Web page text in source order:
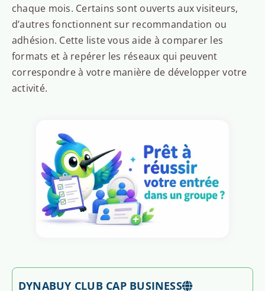
chaque mois. Certains sont ouverts aux visiteurs,
d’autres fonctionnent sur recommandation ou
adhésion. Cette liste vous aide à comparer les
formats et à repérer les réseaux qui peuvent
correspondre à votre manière de développer votre
activité.
DYNABUY CLUB CAP BUSINESS